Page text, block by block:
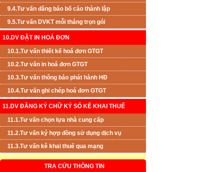
9.4.Tư vấn đăng báo bố cáo thành lập
9.5.Tư vấn DVKT mỗi tháng trọn gói
10.DV ĐẶT IN HOÁ ĐƠN
10.1.Tư vấn thiết kế hoá đơn GTGT
10.2.Tư vấn in hoá đơn GTGT
10.3.Tư vấn thông báo phát hành HĐ
10.4.Tư vấn ghi chép hoá đơn GTGT
11.DV ĐĂNG KÝ CHỮ KÝ SỐ KÊ KHAI THUẾ
11.1.Tư vấn chọn lựa nhà cung cấp
11.2.Tư vấn ký hợp đồng sử dụng dịch vụ
11.3.Tư vấn kê khai thuế qua mạng
TRA CỨU THÔNG TIN